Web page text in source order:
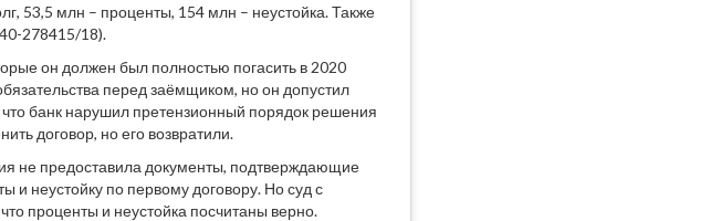
53,5 млн – проценты, 154 млн – неустойка. Также
278415/18).
он должен был полностью погасить в 2020
перед заёмщиком, но он допустил
что банк нарушил претензионный порядок решения
договор, но его возвратили.
не предоставила документы, подтверждающие
и неустойку по первому договору. Но суд с
проценты и неустойка посчитаны верно.